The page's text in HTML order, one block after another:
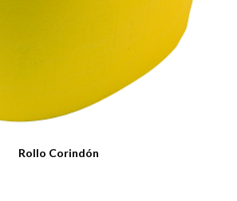
Rollo Corindón